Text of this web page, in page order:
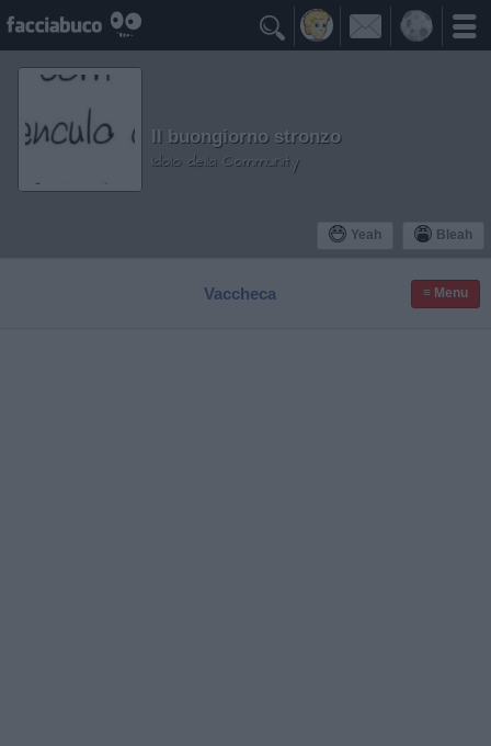

Yeah Bleah
Il buongiorno stronzo
Idolo della Community
Vaccheca ≡ Menu